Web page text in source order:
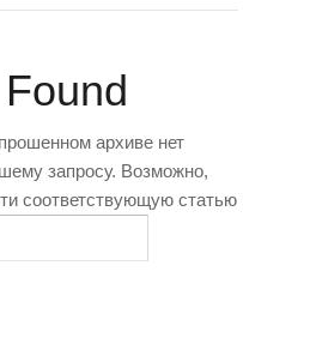
архиве нет
запросу. Возможно,
соответствующую статью